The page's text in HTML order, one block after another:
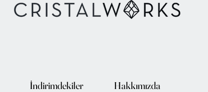
İndirimdekiler Hakkımızda